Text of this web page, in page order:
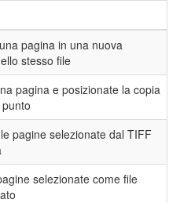
pagina in una nuova
stesso file
pagina e posizionate la copia
pagine selezionate dal TIFF
selezionate come file